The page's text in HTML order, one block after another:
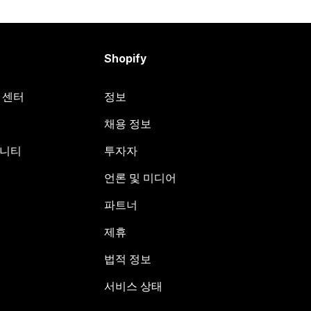
터
티
Shopify
정보
채용 정보
투자자
언론 및 미디어
파트너
제휴
법적 정보
서비스 상태